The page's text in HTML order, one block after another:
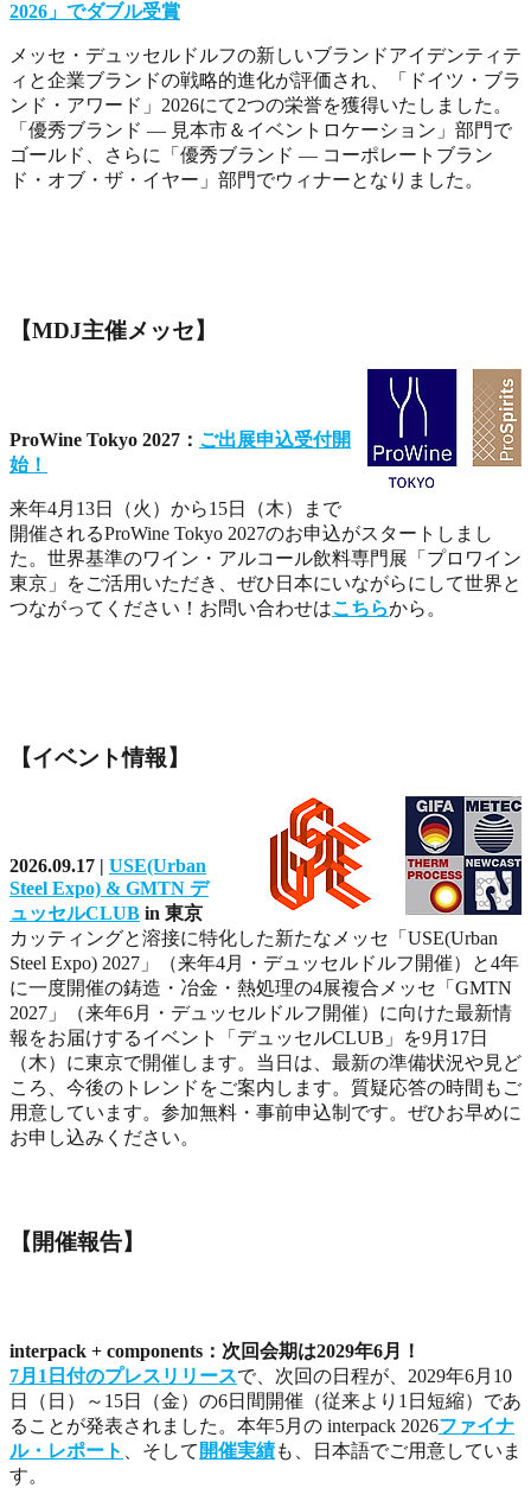
2026」でダブル受賞
メッセ・デュッセルドルフの新しいブランドアイデンティテ
ィと企業ブランドの戦略的進化が評価され、「ドイツ・ブラ
ンド・アワード」2026にて2つの栄誉を獲得いたしました。
「優秀ブランド ― 見本市＆イベントロケーション」部門で
ゴールド、さらに「優秀ブランド ― コーポレートブラン
ド・オブ・ザ・イヤー」部門でウィナーとなりました。
【MDJ主催メッセ】
ProWine Tokyo 2027： ご出展申込受付開
始！
来年4月13日（火）から15日（木）まで
開催されるProWine Tokyo 2027のお申込がスタートしまし
た。世界基準のワイン・アルコール飲料専門展「プロワイン
東京」をご活用いただき、ぜひ日本にいながらにして世界と
つながってください！お問い合わせはこちらから。
【イベント情報】
2026.09.17 | USE(Urban
Steel Expo) & GMTN デ
ュッセルCLUB in 東京
カッティングと溶接に特化した新たなメッセ「USE(Urban
Steel Expo) 2027」（来年4月・デュッセルドルフ開催）と4年
に一度開催の鋳造・冶金・熱処理の4展複合メッセ「GMTN
2027」（来年6月・デュッセルドルフ開催）に向けた最新情
報をお届けするイベント「デュッセルCLUB」を9月17日
（木）に東京で開催します。当日は、最新の準備状況や見ど
ころ、今後のトレンドをご案内します。質疑応答の時間もご
用意しています。参加無料・事前申込制です。ぜひお早めに
お申し込みください。
【開催報告】
interpack + components：次回会期は2029年6月！
7月1日付のプレスリリースで、次回の日程が、2029年6月10
日（日）～15日（金）の6日間開催（従来より1日短縮）であ
ることが発表されました。本年5月の interpack 2026ファイナ
ル・レポート
、そして 開催実績も、日本語でご用意していま
す。